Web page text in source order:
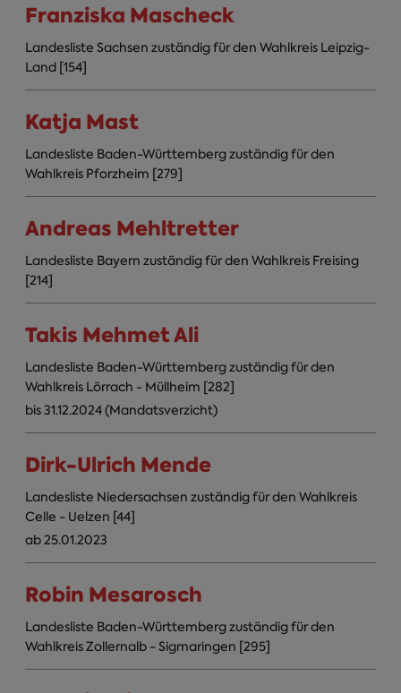
Franziska Mascheck
Landesliste Sachsen zuständig für den Wahlkreis Leipzig-
Land [154]
Katja Mast
Landesliste Baden-Württemberg zuständig für den
Wahlkreis Pforzheim [279]
Andreas Mehltretter
Landesliste Bayern zuständig für den Wahlkreis Freising
[214]
Takis Mehmet Ali
Landesliste Baden-Württemberg zuständig für den
Wahlkreis Lörrach - Müllheim [282]
bis 31.12.2024 (Mandatsverzicht)
Dirk-Ulrich Mende
Landesliste Niedersachsen zuständig für den Wahlkreis
Celle - Uelzen [44]
ab 25.01.2023
Robin Mesarosch
Landesliste Baden-Württemberg zuständig für den
Wahlkreis Zollernalb - Sigmaringen [295]